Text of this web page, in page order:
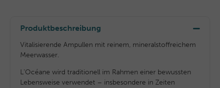
Produktbeschreibung
Vitalisierende Ampullen mit reinem, mineralstoffreichem
Meerwasser.
L‘Océane wird traditionell im Rahmen einer bewussten
Lebensweise verwendet – insbesondere in Zeiten